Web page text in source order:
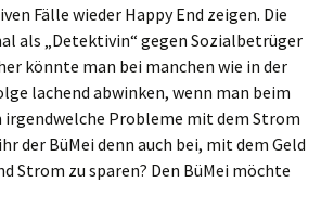
Fälle wieder Happy End zeigen. Die
als „Detektivin“ gegen Sozialbetrüger
könnte man bei manchen wie in der
lachend abwinken, wenn man beim
Probleme mit dem Strom
der BüMei denn auch bei, mit dem Geld
Strom zu sparen? Den BüMei möchte